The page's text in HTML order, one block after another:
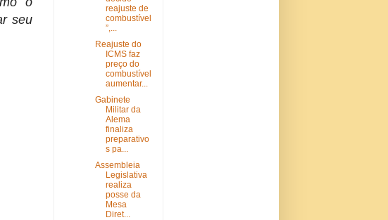
seu
reajuste de
combustível
”,...
Reajuste do
ICMS faz
preço do
combustível
aumentar...
Gabinete
Militar da
Alema
finaliza
preparativo
s pa...
Assembleia
Legislativa
realiza
posse da
Mesa
Diret...